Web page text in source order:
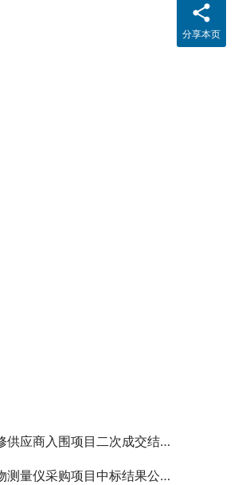
商入围项目二次成交结果公告
量仪采购项目中标结果公告￼
分享本页